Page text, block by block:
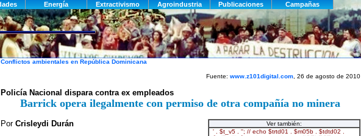
Conflictos ambientales en República Dominicana
Fuente: www.z101digital.com, 26 de agosto de 2010
Policía Nacional dispara contra ex empleados
Barrick opera ilegalmente con permiso de otra compañía no minera
Ver también:
Por Crisleydi Durán